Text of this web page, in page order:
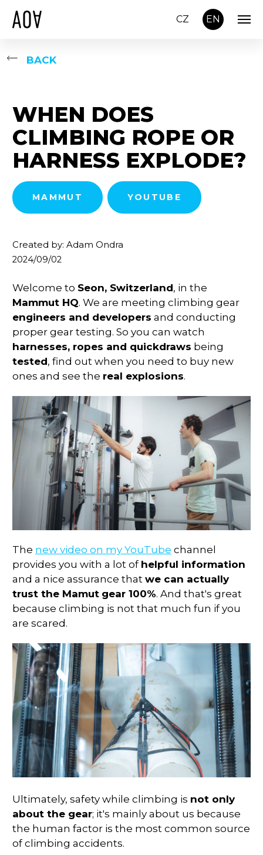
CZ EN
BACK
WHEN DOES
CLIMBING ROPE OR
HARNESS EXPLODE?
MAMMUT YOUTUBE
Created by: Adam Ondra
2024/09/02
Welcome to Seon, Switzerland, in the
Mammut HQ. We are meeting climbing gear
engineers and developers and conducting
proper gear testing. So you can watch
harnesses, ropes and quickdraws being
tested, find out when you need to buy new
ones and see the real explosions.
The new video on my YouTube channel
provides you with a lot of helpful information
and a nice assurance that we can actually
trust the Mamut gear 100%. And that's great
because climbing is not that much fun if you
are scared.
Ultimately, safety while climbing is not only
about the gear; it's mainly about us because
the human factor is the most common source
of climbing accidents.